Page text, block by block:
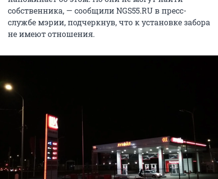
собственника, — сообщили NGS55.RU в пресс-
службе мэрии, подчеркнув, что к установке забора
не имеют отношения.